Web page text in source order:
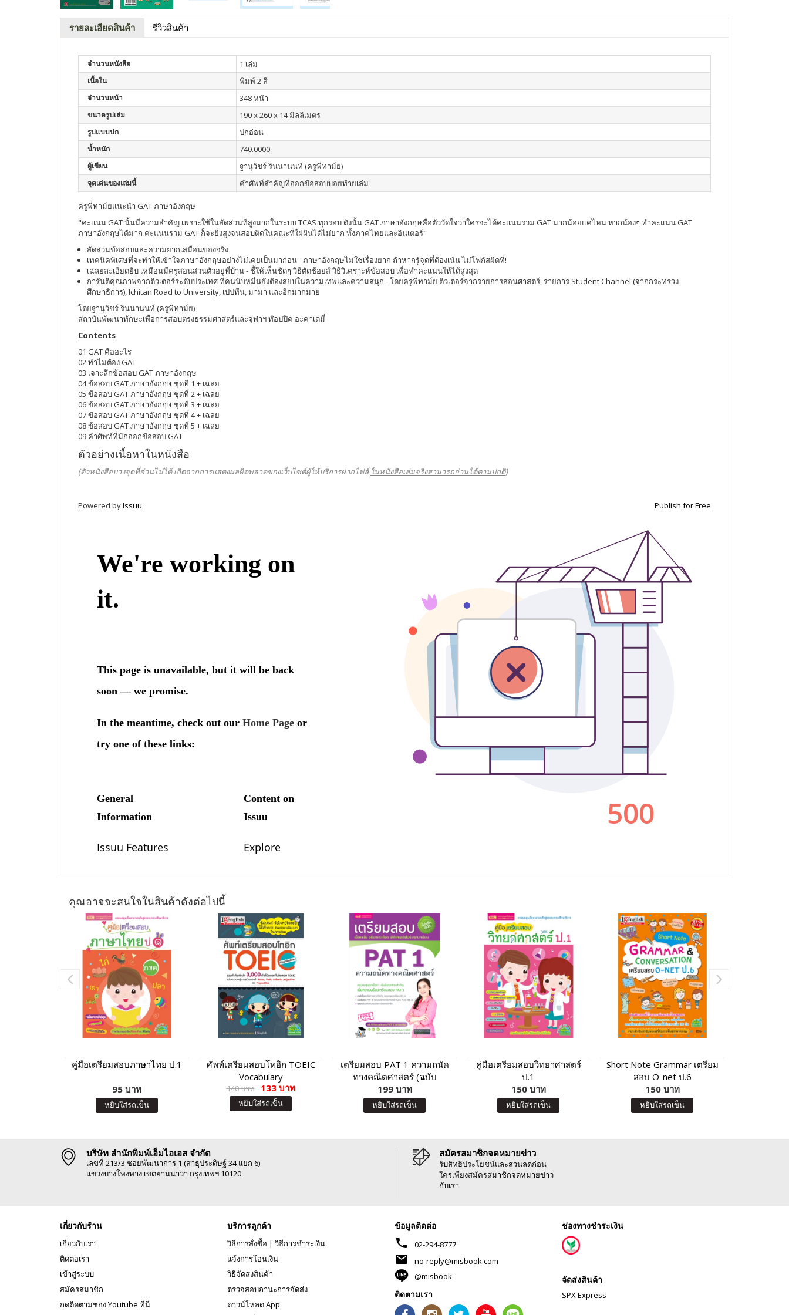
รายละเอียดสินค้า รีวิวสินค้า
จำนวนหนังสือ 1 เล่ม
เนื้อใน พิมพ์ 2 สี
จำนวนหน้า 348 หน้า
ขนาดรูปเล่ม 190 x 260 x 14 มิลลิเมตร
รูปแบบปก ปกอ่อน
น้ำหนัก 740.0000
ผู้เขียน ฐานุวัชร์ รินนานนท์ (ครูพี่ทาม์ย)
จุดเด่นของเล่มนี้ คำศัพท์สำคัญที่ออกข้อสอบบ่อยท้ายเล่ม
ครูพี่ทาม์ยแนะนำ GAT ภาษาอังกฤษ
"คะแนน GAT นั้นมีความสำคัญ เพราะใช้ในสัดส่วนที่สูงมากในระบบ TCAS ทุกรอบ ดังนั้น GAT ภาษาอังกฤษคือตัววัดใจว่าใครจะได้คะแนนรวม GAT มากน้อยแค่ไหน หากน้องๆ ทำคะแนน GAT
ภาษาอังกฤษได้มาก คะแนนรวม GAT ก็จะยิ่งสูงจนสอบติดในคณะที่ใฝ่ฝันได้ไม่ยาก ทั้งภาคไทยและอินเตอร์"
สัดส่วนข้อสอบและความยากเสมือนของจริง
เทคนิคพิเศษที่จะทำให้เข้าใจภาษาอังกฤษอย่างไม่เคยเป็นมาก่อน - ภาษาอังกฤษไม่ใช่เรื่องยาก ถ้าหากรู้จุดที่ต้องเน้น ไม่โฟกัสผิดที่!
เฉลยละเอียดยิบ เหมือนมีครูสอนส่วนตัวอยู่ที่บ้าน - ชี้ให้เห็นชัดๆ วิธีตัดช้อยส์ วิธีวิเคราะห์ข้อสอบ เพื่อทำคะแนนให้ได้สูงสุด
การันตีคุณภาพจากติวเตอร์ระดับประเทศ ที่คนนับหมื่นยังต้องสยบในความเทพและความสนุก - โดยครูพี่ทาม์ย ติวเตอร์จากรายการสอนศาสตร์, รายการ Student Channel (จากกระทรวง
ศึกษาธิการ), Ichitan Road to University, เปปทีน, มาม่า และอีกมากมาย
โดยฐานุวัชร์ รินนานนท์ (ครูพี่ทาม์ย)
สถาบันพัฒนาทักษะเพื่อการสอบตรงธรรมศาสตร์และจุฬาฯ ท๊อปปิค อะคาเดมี่
Contents
01 GAT คืออะไร
02 ทำไมต้อง GAT
03 เจาะลึกข้อสอบ GAT ภาษาอังกฤษ
04 ข้อสอบ GAT ภาษาอังกฤษ ชุดที่ 1 + เฉลย
05 ข้อสอบ GAT ภาษาอังกฤษ ชุดที่ 2 + เฉลย
06 ข้อสอบ GAT ภาษาอังกฤษ ชุดที่ 3 + เฉลย
07 ข้อสอบ GAT ภาษาอังกฤษ ชุดที่ 4 + เฉลย
08 ข้อสอบ GAT ภาษาอังกฤษ ชุดที่ 5 + เฉลย
09 คำศัพท์ที่มักออกข้อสอบ GAT
ตัวอย่างเนื้อหาในหนังสือ
(ตัวหนังสือบางจุดที่อ่านไม่ได้ เกิดจากการแสดงผลผิดพลาดของเว็บไซต์ผู้ให้บริการฝากไฟล์ ในหนังสือเล่มจริงสามารถอ่านได้ตามปกติ)
Powered byIssuu Publish for Free
คุณอาจจะสนใจในสินค้าดังต่อไปนี้
คู่มือเตรียมสอบภาษาไทย ป.1
95 บาท
หยิบใส่รถเข็น
ศัพท์เตรียมสอบโทอิก TOEIC
Vocabulary
140 บาท 133 บาท
หยิบใส่รถเข็น
เตรียมสอบ PAT 1 ความถนัด
ทางคณิตศาสตร์ (ฉบับ
ปรับปรุง)
199 บาท
หยิบใส่รถเข็น
คู่มือเตรียมสอบวิทยาศาสตร์
ป.1
150 บาท
หยิบใส่รถเข็น
Short Note Grammar เตรียม
สอบ O-net ป.6
150 บาท
หยิบใส่รถเข็น
บริษัท สำนักพิมพ์เอ็มไอเอส จำกัด
เลขที่ 213/3 ซอยพัฒนาการ 1 (สาธุประดิษฐ์ 34 แยก 6)
แขวงบางโพงพาง เขตยานนาวา กรุงเทพฯ 10120
สมัครสมาชิกจดหมายข่าว
รับสิทธิประโยชน์และส่วนลดก่อน
ใครเพียงสมัครสมาชิกจดหมายข่าว
กับเรา
เกี่ยวกับร้าน
เกี่ยวกับเรา
ติดต่อเรา
เข้าสู่ระบบ
สมัครสมาชิก
กดติดตามช่อง Youtube ที่นี่
บริการลูกค้า
วิธีการสั่งซื้อ | วิธีการชำระเงิน
แจ้งการโอนเงิน
วิธีจัดส่งสินค้า
ตรวจสอบถานะการจัดส่ง
ดาวน์โหลด App
ข้อมูลติดต่อ
phone 02-294-8777
mail
no-reply@misbook.com
@misbook
ติดตามเรา
ช่องทางชำระเงิน
จัดส่งสินค้า
SPX Express